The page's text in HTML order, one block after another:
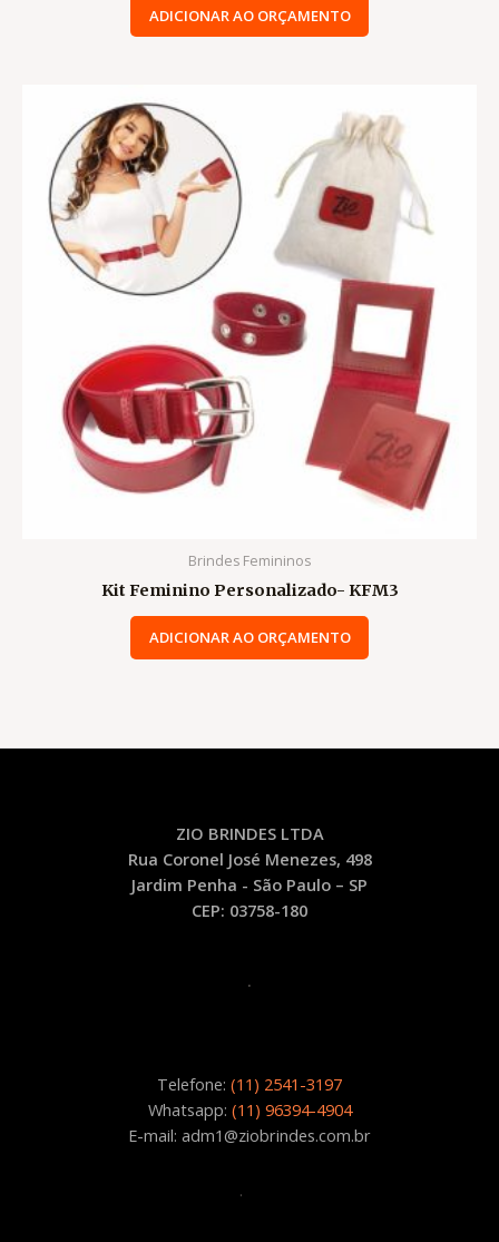
ADICIONAR AO ORÇAMENTO
Brindes Femininos
Kit Feminino Personalizado- KFM3
ADICIONAR AO ORÇAMENTO
ZIO BRINDES LTDA
Rua Coronel José Menezes, 498
Jardim Penha - São Paulo – SP
CEP: 03758-180
.
Telefone: (11) 2541-3197
Whatsapp: (11) 96394-4904
E-mail: adm1@ziobrindes.com.br
.